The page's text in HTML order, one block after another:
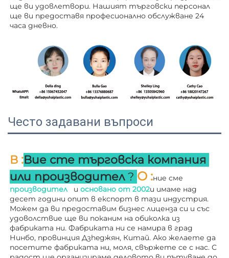
ще ви удовлетвори. Нашият търговски персонал
ще ви предоставя професионално обслужване 24
часа дневно.
Често задавани въпроси
В :Вие сте търговска компания
или производител ? О :
производител и основано от 2002и имаме над
десет години опит в експорт в тази индустрия.
Можем да ви предоставим бизнес лиценза си и със
удоволствие ще ви поканим на обиколка из
фабриката ни. Фабриката ни се намира в град
Нинбо, провинция Дзheджян, Китай. Ако желаете да
посетите фабриката ни, моля, свържете се с нас. С